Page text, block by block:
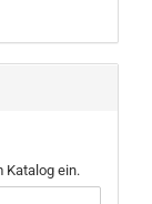
Katalog ein.